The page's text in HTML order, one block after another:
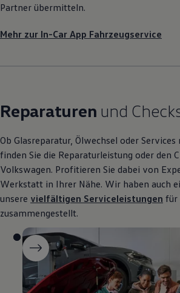
Partner übermitteln.
Mehr zur In-Car App Fahrzeugservice
Reparaturen und
Ob Glasreparatur, Ölwechsel oder
finden Sie die Reparaturleistung oder den
Volkswagen. Profitieren Sie dabei von
Werkstatt in Ihrer Nähe. Wir haben auch
unsere vielfältigen Serviceleistungen für
zusammengestellt.